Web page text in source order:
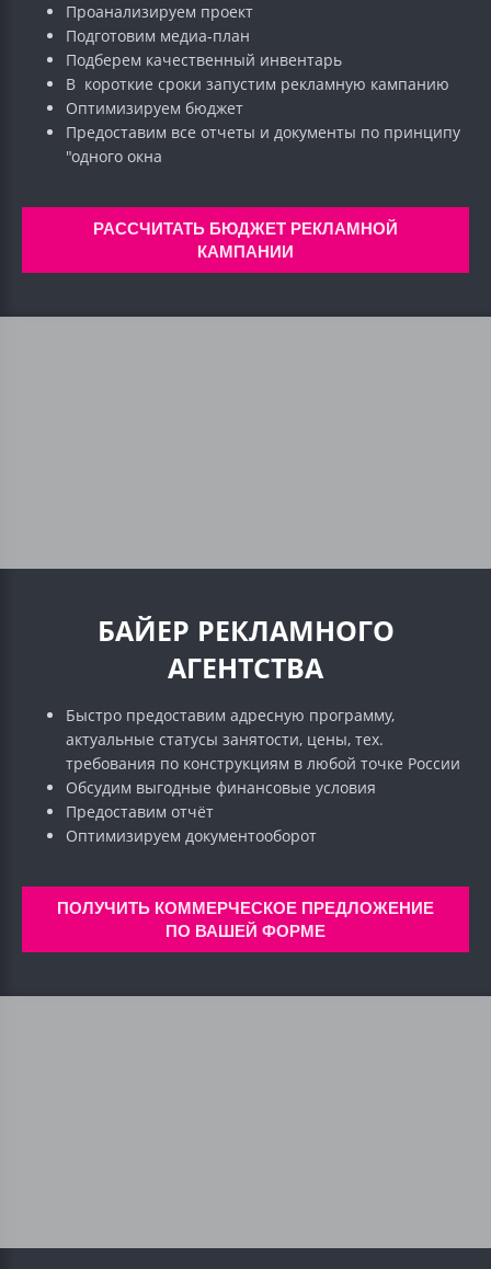
Проанализируем проект
Подготовим медиа-план
Подберем качественный инвентарь
В короткие сроки запустим рекламную кампанию
Оптимизируем бюджет
Предоставим все отчеты и документы по принципу
"одного окна
РАССЧИТАТЬ БЮДЖЕТ РЕКЛАМНОЙ
КАМПАНИИ
БАЙЕР РЕКЛАМНОГО
АГЕНТСТВА
Быстро предоставим адресную программу,
актуальные статусы занятости, цены, тех.
требования по конструкциям в любой точке России
Обсудим выгодные финансовые условия
Предоставим отчёт
Оптимизируем документооборот
ПОЛУЧИТЬ КОММЕРЧЕСКОЕ ПРЕДЛОЖЕНИЕ
ПО ВАШЕЙ ФОРМЕ